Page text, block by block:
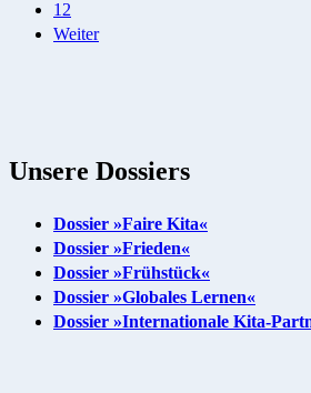
12
Weiter
Unsere Dossiers
Dossier »Faire Kita«
Dossier »Frieden«
Dossier »Frühstück«
Dossier »Globales Lernen«
Dossier »Internationale Kita-